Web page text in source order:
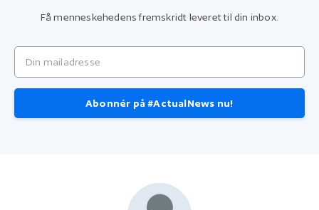
Få menneskehedens fremskridt leveret til din inbox.
Din mailadresse
Abonnér på #ActualNews nu!